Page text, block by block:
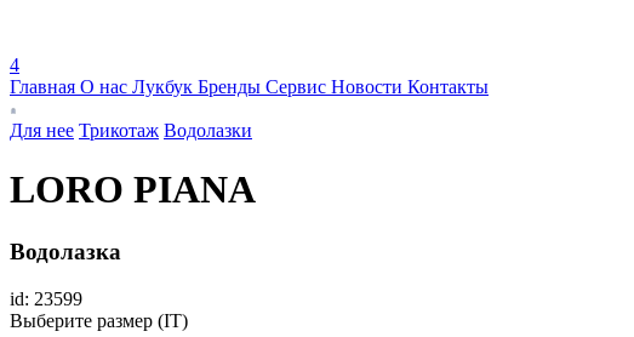
4
Главная О нас Лукбук Бренды Сервис Новости Контакты
Для нее Трикотаж Водолазки
LORO PIANA
Водолазка
id: 23599
Выберите размер (IT)